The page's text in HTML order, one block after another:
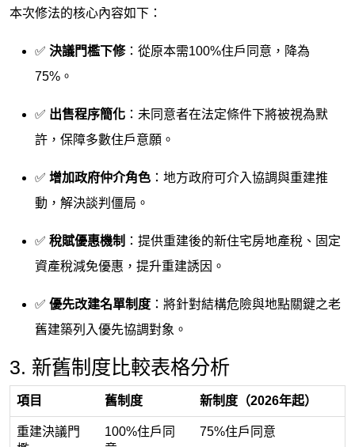
本次修法的核心內容如下：
✅ 決議門檻下修：從原本需100%住戶同意，降為
75%。
✅ 出售程序簡化 ：未同意者在法定條件下將被視為默
許，保障多數住戶意願。
✅ 增加政府仲介角色 ：地方政府可介入協調與重建推
動，解決談判僵局。
✅ 稅賦優惠機制 ：提供重建後的新住宅房地產稅、固定
資產稅減免優惠，提升重建誘因。
✅ 優先改建名單制度 ：將針對結構危險與地點關鍵之老
舊建築列入優先協調對象。
3. 新舊制度比較表格分析
項目 舊制度 新制度（2026年起）
重建決議門
100%住戶同
75%住戶同意